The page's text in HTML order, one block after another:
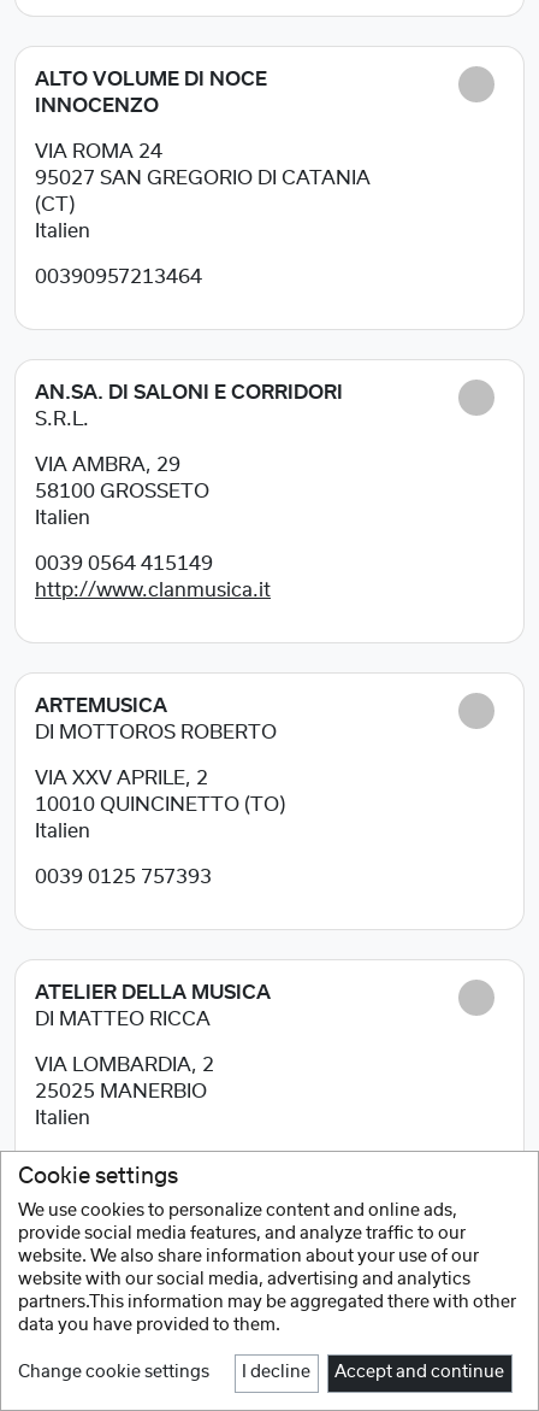
ALTO VOLUME DI NOCE
INNOCENZO
VIA ROMA 24
95027 SAN GREGORIO DI CATANIA
(CT)
Italien
00390957213464
AN.SA. DI SALONI E CORRIDORI
S.R.L.
VIA AMBRA, 29
58100 GROSSETO
Italien
0039 0564 415149
http://www.clanmusica.it
ARTEMUSICA
DI MOTTOROS ROBERTO
VIA XXV APRILE, 2
10010 QUINCINETTO (TO)
Italien
0039 0125 757393
ATELIER DELLA MUSICA
DI MATTEO RICCA
VIA LOMBARDIA, 2
25025 MANERBIO
Italien
0309380055
BOMBARDINO
VIA MANDURIA,118
Italien
Cookie settings
We use cookies to personalize content and online ads,
provide social media features, and analyze traffic to our
website. We also share information about your use of our
website with our social media, advertising and analytics
partners.This information may be aggregated there with other
data you have provided to them.
Change cookie settings I decline Accept and continue